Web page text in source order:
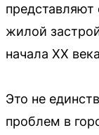
жилой
начала XX
Это не
проблем в